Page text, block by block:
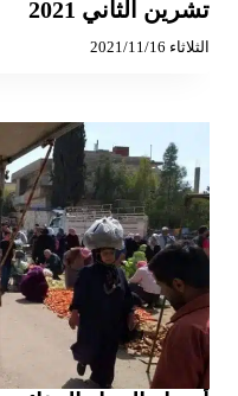
تشرين الثاني 2021
الثلاثاء 2021/11/16